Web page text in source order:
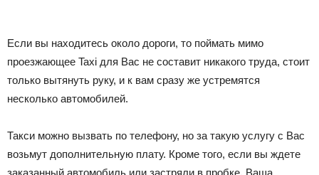
Если вы находитесь около дороги, то поймать мимо
проезжающее Taxi для Вас не составит никакого труда, стоит
только вытянуть руку, и к вам сразу же устремятся
несколько автомобилей.
Такси можно вызвать по телефону, но за такую услугу с Вас
возьмут дополнительную плату. Кроме того, если вы ждете
заказанный автомобиль или застряли в пробке, Ваша